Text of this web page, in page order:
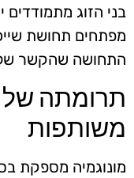
בני הזוג
מפתחים תחושת
התחושה שהקשר
תרומתה של
משותפות
מונוגמיה מספקת